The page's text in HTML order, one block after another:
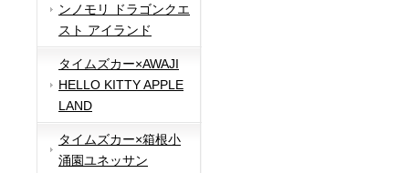
ンノモリ ドラゴンクエ
スト アイランド
タイムズカー×AWAJI
HELLO KITTY APPLE
LAND
タイムズカー×箱根小
涌園ユネッサン